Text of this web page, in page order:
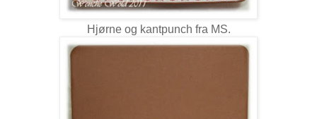
Hjørne og kantpunch fra MS.